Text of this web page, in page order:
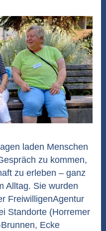
laden Menschen
zu kommen,
zu erleben – ganz
Alltag. Sie wurden
FreiwilligenAgentur
Standorte (Horremer
Ecke